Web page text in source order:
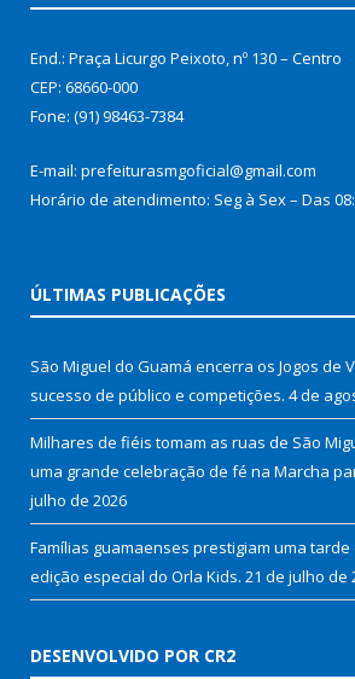
End.: Praça Licurgo Peixoto, nº 130 – Centro
CEP: 68660-000
Fone: (91) 98463-7384
E-mail: prefeiturasmgoficial@gmail.com
Horário de atendimento: Seg à Sex – Das
ÚLTIMAS PUBLICAÇÕES
São Miguel do Guamá encerra os Jogos de
sucesso de público e competições. 4 de
Milhares de fiéis tomam as ruas de São
uma grande celebração de fé na Marcha
julho de 2026
Famílias guamaenses prestigiam uma
edição especial do Orla Kids. 21 de julho de
DESENVOLVIDO POR CR2